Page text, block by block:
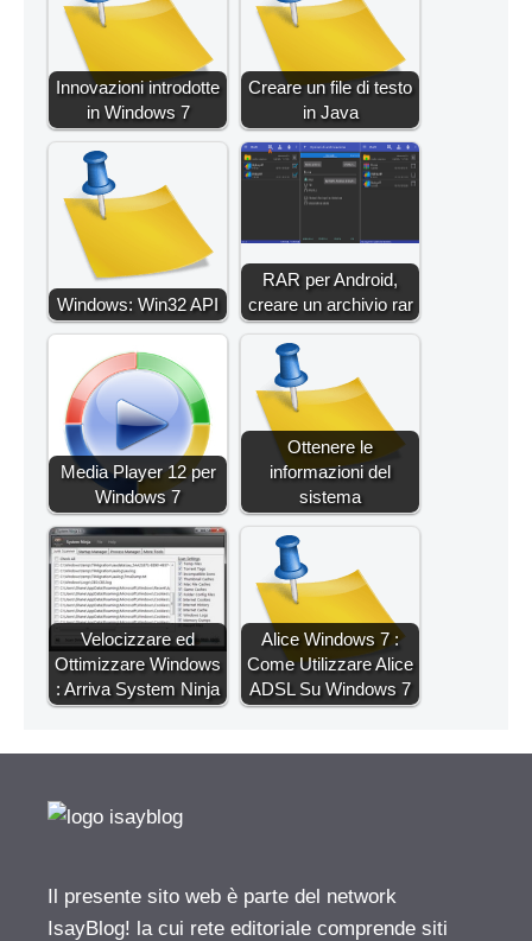
Innovazioni introdotte
in Windows 7
Creare un file di testo
in Java
Windows: Win32 API
RAR per Android,
creare un archivio rar
Media Player 12 per
Windows 7
Ottenere le
informazioni del
sistema
Velocizzare ed
Ottimizzare Windows
: Arriva System Ninja
Alice Windows 7 :
Come Utilizzare Alice
ADSL Su Windows 7
Il presente sito web è parte del network
IsayBlog! la cui rete editoriale comprende siti